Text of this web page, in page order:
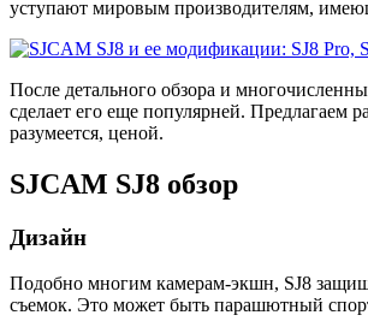
уступают мировым производителям,
После детального обзора и
сделает его еще популярней. Предлагаем
разумеется, ценой.
SJCAM SJ8 обзор
Дизайн
Подобно многим камерам-экшн, SJ8
съемок. Это может быть парашютный